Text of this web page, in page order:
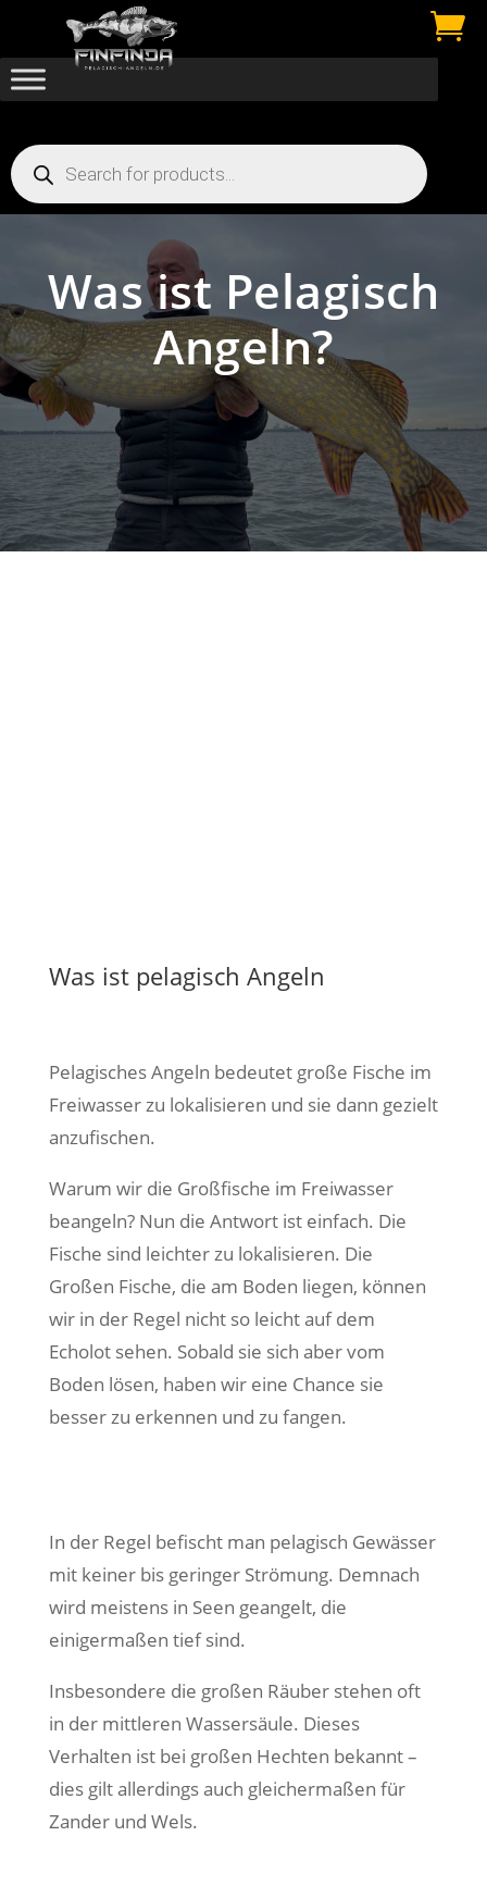

Products
search
Was ist Pelagisch
Angeln?
Was ist pelagisch Angeln
Pelagisches Angeln bedeutet große Fische im
Freiwasser zu lokalisieren und sie dann gezielt
anzufischen.
Warum wir die Großfische im Freiwasser
beangeln? Nun die Antwort ist einfach. Die
Fische sind leichter zu lokalisieren. Die
Großen Fische, die am Boden liegen, können
wir in der Regel nicht so leicht auf dem
Echolot sehen. Sobald sie sich aber vom
Boden lösen, haben wir eine Chance sie
besser zu erkennen und zu fangen.
In der Regel befischt man pelagisch Gewässer
mit keiner bis geringer Strömung. Demnach
wird meistens in Seen geangelt, die
einigermaßen tief sind.
Insbesondere die großen Räuber stehen oft
in der mittleren Wassersäule. Dieses
Verhalten ist bei großen Hechten bekannt –
dies gilt allerdings auch gleichermaßen für
Zander und Wels.